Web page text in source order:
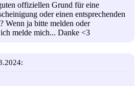
offiziellen Grund für eine
oder einen entsprechenden
Wenn ja bitte melden oder
melde mich... Danke <3